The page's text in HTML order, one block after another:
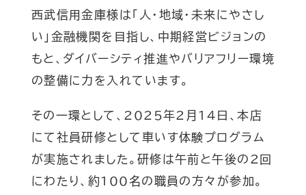
西武信用金庫様は「人・地域・未来にやさし
い」金融機関を目指し、中期経営ビジョンの
もと、ダイバーシティ推進やバリアフリー環境
の整備に力を入れています。
その一環として、2025年2月14日、本店
にて社員研修として車いす体験プログラム
が実施されました。研修は午前と午後の2回
にわたり、約100名の職員の方々が参加。